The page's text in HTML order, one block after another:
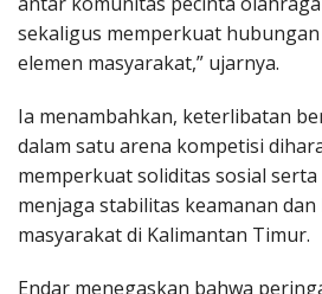
sekaligus memperkuat
elemen masyarakat,” ujarnya.
Ia menambahkan, keterlibatan
dalam satu arena kompetisi
memperkuat soliditas sosial
menjaga stabilitas keamanan
masyarakat di Kalimantan Timur.
Endar menegaskan bahwa